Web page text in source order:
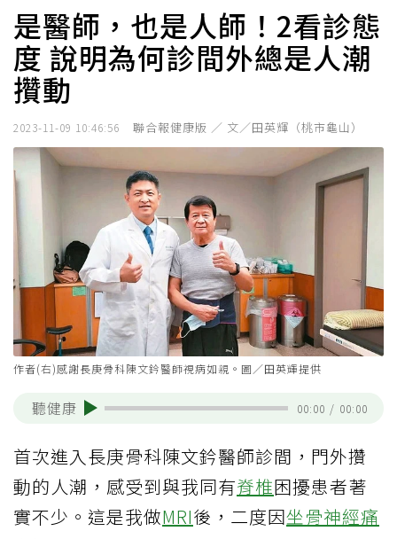
是醫師，也是人師！2看診態
度 說明為何診間外總是人潮
攢動
2023-11-09 10:46:56 聯合報健康版 ／ 文／田英輝（桃市龜山）
作者(右)感謝長庚骨科陳文鈐醫師視病如親。圖／田英輝提供
聽健康 00:00 / 00:00
首次進入長庚骨科陳文鈐醫師診間，門外攢
動的人潮，感受到與我同有脊椎困擾患者著
實不少。這是我做MRI後，二度因坐骨神經痛